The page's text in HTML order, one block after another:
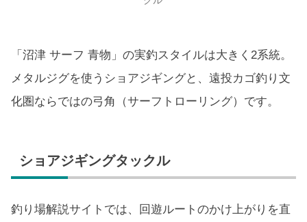
「沼津 サーフ 青物」の実釣スタイルは大きく2系統。
メタルジグを使うショアジギングと、遠投カゴ釣り文
化圏ならではの弓角（サーフトローリング）です。
ショアジギングタックル
釣り場解説サイトでは、回遊ルートのかけ上がりを直